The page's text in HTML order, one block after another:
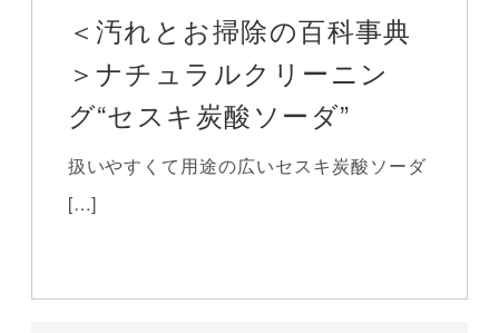
＜汚れとお掃除の百科事典
＞ナチュラルクリーニン
グ“セスキ炭酸ソーダ”
扱いやすくて用途の広いセスキ炭酸ソーダ
[…]